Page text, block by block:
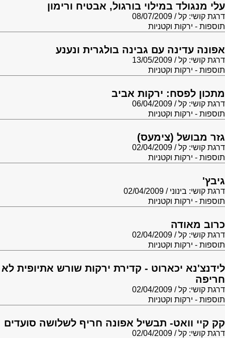
עלי מנגולד במילוי בורגול, אבטיח ורימון
דרגת קושי: קל
08/07/2009
תוספות - ירקות וקטניות
אפונה עדינה עם גבינה בולגרית ונענע
דרגת קושי: קל
13/05/2009
תוספות - ירקות וקטניות
מתכון לפסח: ירקות אביב
דרגת קושי: קל
06/04/2009
תוספות - ירקות וקטניות
גזר מבושל (צימעס)
דרגת קושי: קל
02/04/2009
תוספות - ירקות וקטניות
גיבץ'
דרגת קושי: בינוני
02/04/2009
תוספות - ירקות וקטניות
כרוב מאודה
דרגת קושי: קל
02/04/2009
תוספות - ירקות וקטניות
לידנצ'נא יכארוט - קדירת ירקות שורש אתיופית לא
חריפה
דרגת קושי: קל
02/04/2009
תוספות - ירקות וקטניות
קק קיי וואט- תבשיל אפונה חריף לשלושה סועדים
דרגת קושי: קל
02/04/2009